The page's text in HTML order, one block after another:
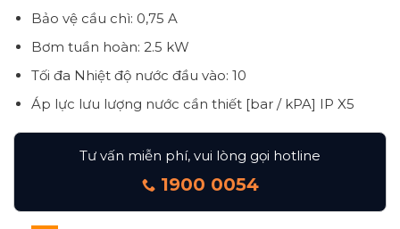
Bảo vệ cầu chì: 0,75 A
Bơm tuần hoàn: 2.5 kW
Tối đa Nhiệt độ nước đầu vào: 10
Áp lực lưu lượng nước cần thiết [bar / kPA] IP X5
Tư vấn miễn phí, vui lòng gọi hotline
1900 0054